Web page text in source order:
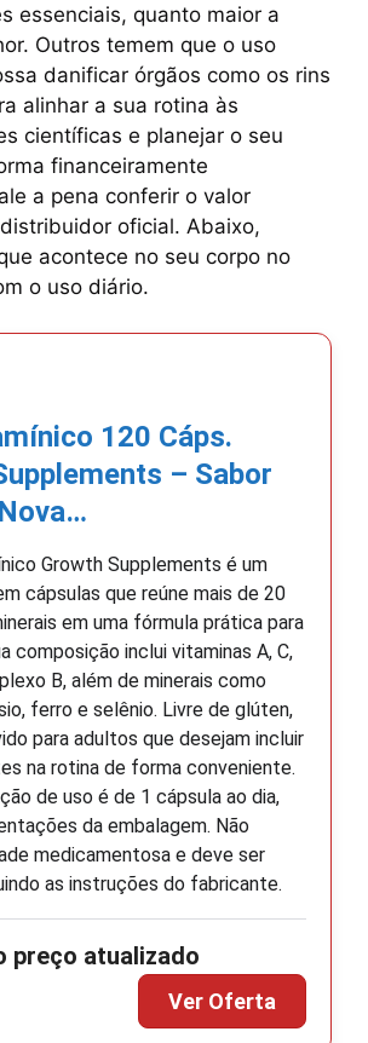
essenciais, quanto maior a
Outros temem que o uso
danificar órgãos como os rins
alinhar a sua rotina às
científicas e planejar o seu
financeiramente
a pena conferir o valor
oficial. Abaixo,
acontece no seu corpo no
o uso diário.
120 Cáps.
– Sabor
Growth Supplements é um
cápsulas que reúne mais de 20
em uma fórmula prática para
composição inclui vitaminas A, C,
B, além de minerais como
ferro e selênio. Livre de glúten,
para adultos que desejam incluir
na rotina de forma conveniente.
de uso é de 1 cápsula ao dia,
da embalagem. Não
medicamentosa e deve ser
as instruções do fabricante.